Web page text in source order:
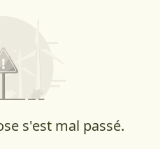
s'est mal passé.